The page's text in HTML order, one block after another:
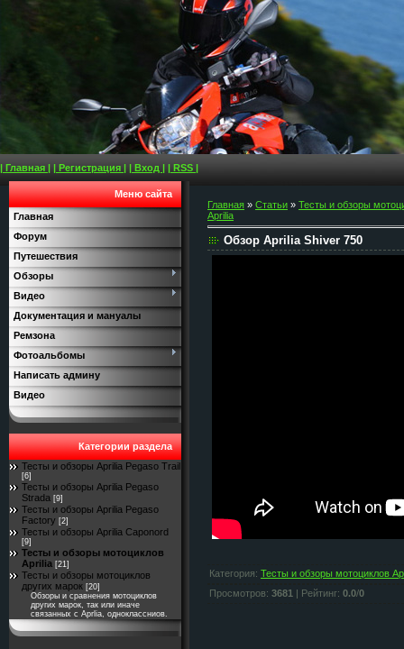
| Главная | | Регистрация | | Вход | | RSS |
Меню сайта
Главная
Форум
Путешествия
Обзоры
Видео
Документация и мануалы
Ремзона
Фотоальбомы
Написать админу
Видео
Категории раздела
Тесты и обзоры Aprilia Pegaso Trail
[6]
Тесты и обзоры Aprilia Pegaso
Strada [9]
Тесты и обзоры Aprilia Pegaso
Factory [2]
Тесты и обзоры Aprilia Caponord
[9]
Тесты и обзоры мотоциклов
Aprilia [21]
Тесты и обзоры мотоциклов
других марок [20]
Обзоры и сравнения мотоциклов
других марок, так или иначе
связанных с Aprlia, одноклассниов.
Главная » Статьи » Тесты и обзоры
Aprilia
Обзор Aprilia Shiver 750
Категория: Тесты и обзоры мотоциклов
Просмотров: 3681 | Рейтинг: 0.0/0